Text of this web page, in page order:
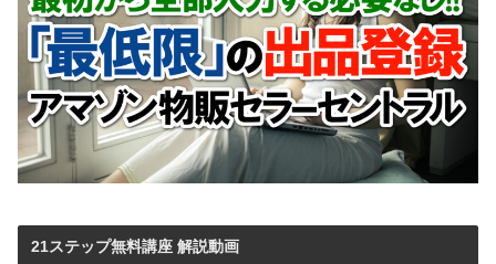
21ステップ無料講座 解説動画